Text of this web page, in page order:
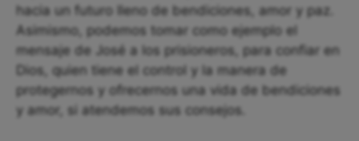
hacia un futuro lleno de bendiciones, amor y paz.
Asimismo, podemos tomar como ejemplo el
mensaje de José a los prisioneros, para confiar en
Dios, quien tiene el control y la manera de
protegernos y ofrecernos una vida de bendiciones
y amor, si atendemos sus consejos.